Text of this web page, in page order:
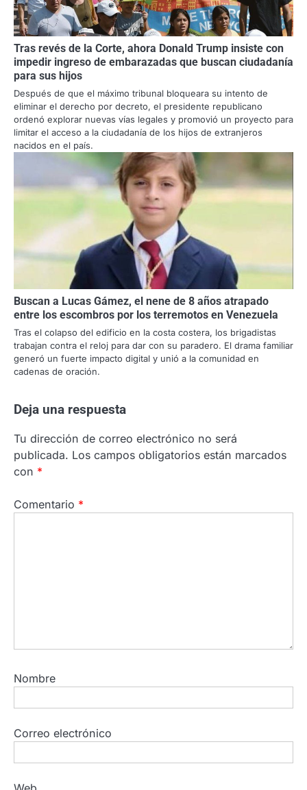
Tras revés de la Corte, ahora Donald Trump insiste con
impedir ingreso de embarazadas que buscan ciudadanía
para sus hijos
Después de que el máximo tribunal bloqueara su intento de
eliminar el derecho por decreto, el presidente republicano
ordenó explorar nuevas vías legales y promovió un proyecto para
limitar el acceso a la ciudadanía de los hijos de extranjeros
nacidos en el país.
Buscan a Lucas Gámez, el nene de 8 años atrapado
entre los escombros por los terremotos en Venezuela
Tras el colapso del edificio en la costa costera, los brigadistas
trabajan contra el reloj para dar con su paradero. El drama familiar
generó un fuerte impacto digital y unió a la comunidad en
cadenas de oración.
Deja una respuesta
Tu dirección de correo electrónico no será
publicada. Los campos obligatorios están marcados
con *
Comentario *
Nombre
Correo electrónico